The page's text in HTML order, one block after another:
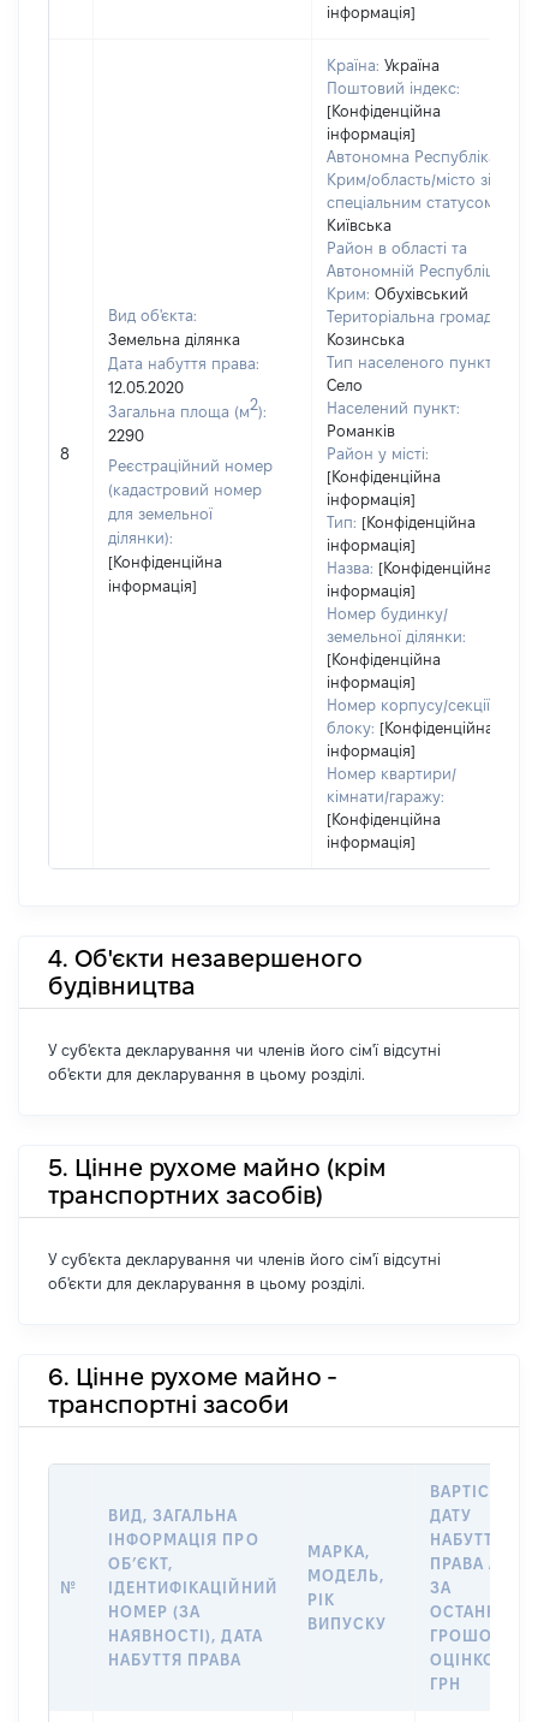
інформація]
8
Вид об'єкта:
Земельна ділянка
Дата набуття права:
12.05.2020
Загальна площа (м2):
2290
Реєстраційний номер
(кадастровий номер
для земельної
ділянки):
[Конфіденційна
інформація]
Країна: Україна
Поштовий індекс:
[Конфіденційна
інформація]
Автономна Республіка
Крим/область/місто зі
спеціальним статусом:
Київська
Район в області та
Автономній Республіці
Крим: Обухівський
Територіальна громада:
Козинська
Тип населеного пункту:
Село
Населений пункт:
Романків
Район у місті:
[Конфіденційна
інформація]
Тип: [Конфіденційна
інформація]
Назва: [Конфіденційна
інформація]
Номер будинку/
земельної ділянки:
[Конфіденційна
інформація]
Номер корпусу/секції/
блоку: [Конфіденційна
інформація]
Номер квартири/
кімнати/гаражу:
[Конфіденційна
інформація]
4. Об'єкти незавершеного
будівництва
У суб'єкта декларування чи членів його сім'ї відсутні
об'єкти для декларування в цьому розділі.
5. Цінне рухоме майно (крім
транспортних засобів)
У суб'єкта декларування чи членів його сім'ї відсутні
об'єкти для декларування в цьому розділі.
6. Цінне рухоме майно -
транспортні засоби
№
ВИД, ЗАГАЛЬНА
ІНФОРМАЦІЯ ПРО
ОБʼЄКТ,
ІДЕНТИФІКАЦІЙНИЙ
НОМЕР (ЗА
НАЯВНОСТІ), ДАТА
НАБУТТЯ ПРАВА
МАРКА,
МОДЕЛЬ,
РІК
ВИПУСКУ
ВАРТІСТЬ НА
ДАТУ
НАБУТТЯ
ПРАВА АБО
ЗА
ГРОШОВОЮ
ОЦІНКОЮ,
ГРН